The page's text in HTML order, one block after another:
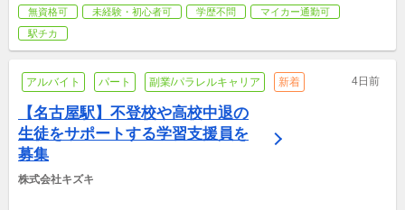
無資格可 未経験・初心者可 学歴不問
マイカー通勤可
駅チカ
アルバイト パート 副業/パラレルキャリア 新着 4日前
【名古屋駅】不登校や高校中退の
生徒をサポートする学習支援員を
募集
株式会社キズキ